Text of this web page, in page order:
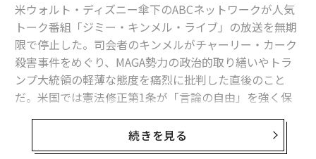
米ウォルト・ディズニー傘下のABCネットワークが人気
トーク番組「ジミー・キンメル・ライブ」の放送を無期
限で停止した。司会者のキンメルがチャーリー・カーク
殺害事件をめぐり、MAGA勢力の政治的取り繕いやトラ
ンプ大統領の軽薄な態度を痛烈に批判した直後のこと
だ。米国では憲法修正第1条が「言論の自由」を強く保
障しており、政府が直接メディアを規制することはでき
ない。しかし、放送免許の更新や買収承認といった重要
決定を連邦通信委員会（FCC）が握っているため、これ
続きを見る